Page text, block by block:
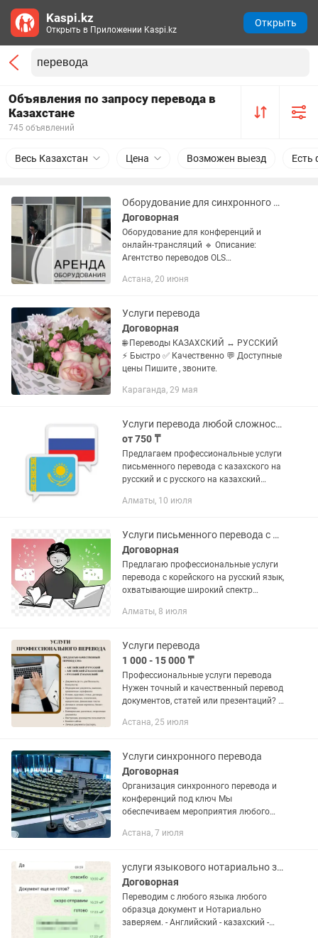
Объявления по запросу перевода в
Казахстане
745 объявлений
Весь Казахстан Цена Возможен выезд Есть
Оборудование для синхронного перевода и онлайн трансляций, для конференций
Договорная
Оборудование для конференций и
онлайн-трансляций 🔹 Описание:
Агентство переводов OLS
любых мероприятий: ✅ Кабины для
переводчиков,...
Астана, 20 июня
Услуги перевода
Договорная
🌐 Переводы КАЗАХСКИЙ ↔ РУССКИЙ
⚡ Быстро ✅ Качественно 💬 Доступные
цены Пишите , звоните.
Караганда, 29 мая
Услуги перевода любой сложности каз/рус
от 750 ₸
Предлагаем профессиональные услуги
письменного перевода с казахского на
русский и с русского на казахский
смысла, соблюдение стилистики и учет
Алматы, 10 июля
Услуги письменного перевода с корейского на русский
Договорная
Предлагаю профессиональные услуги
перевода с корейского на русский язык,
охватывающие широкий спектр
включают: - Официальная
Алматы, 8 июля
Услуги перевода
1 000 - 15 000 ₸
Профессиональные услуги перевода
Нужен точный и качественный перевод
документов, статей или презентаций? Я
перевода с английского, русского и
Астана, 25 июля
Услуги синхронного перевода
Договорная
Организация синхронного перевода и
конференций под ключ Мы
обеспечиваем мероприятия любого
событий мирового масштаба. В нашем
Синхронный...
Астана, 7 июля
услуги языкового нотариально заверенного перевода документов
Договорная
Переводим с любого языка любого
образца документ и Нотариально
заверяем. - Английский - казахский -
Kaspi.kz
Открыть в Приложении Kaspi.kz
Открыть